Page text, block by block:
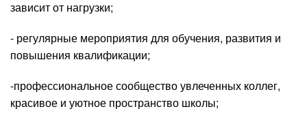
зависит от нагрузки;
- регулярные мероприятия для обучения, развития и
повышения квалификации;
-профессиональное сообщество увлеченных коллег,
красивое и уютное пространство школы;